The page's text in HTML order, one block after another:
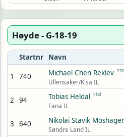
Høyde - G-18-19
Startnr Navn
1 740 Michael Chen Reklev
Ullensaker/Kisa IL
2 94 Tobias Heldal stat
Fana IL
3 640 Nikolai Stavik
Søndre Land IL